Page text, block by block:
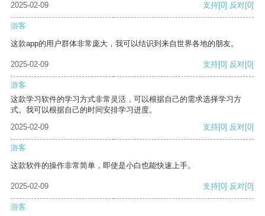
2025-02-09
支持[0] 反对[0]
游客
这款app的用户群体非常庞大，我可以结识到来自世界各地的朋友。
2025-02-09 支持[0] 反对[0]
游客
这款学习软件的学习方式非常灵活，可以根据自己的需求选择学习方
式。我可以根据自己的时间安排学习进度。
2025-02-09
支持[0] 反对[0]
游客
这款软件的操作非常简单，即使是小白也能快速上手。
2025-02-09 支持[0] 反对[0]
游客